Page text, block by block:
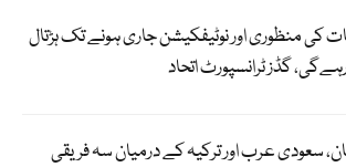
کی منظوری اور نوٹیفکیشن جاری ہونے تک ہڑتال
گڈز ٹرانسپورٹ اتحاد
سعودی عرب اور ترکیہ کے درمیان سہ فریقی